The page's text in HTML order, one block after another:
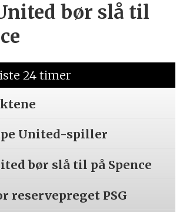
bør slå til
24 timer
United-spiller
bør slå til på Spence
reservepreget PSG